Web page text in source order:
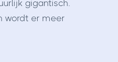
gigantisch.
wordt er meer